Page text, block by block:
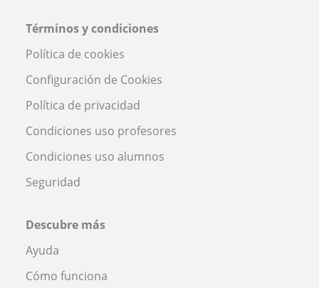
Términos y condiciones
Política de cookies
Configuración de Cookies
Política de privacidad
Condiciones uso profesores
Condiciones uso alumnos
Seguridad
Descubre más
Ayuda
Cómo funciona